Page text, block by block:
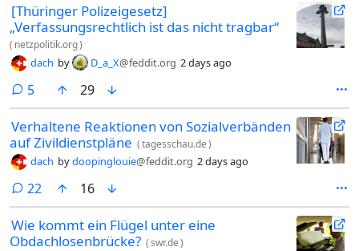
[Thüringer Polizeigesetz]
„Verfassungsrechtlich ist das nicht tragbar“
( netzpolitik.org)
dach by D_a_X@feddit.org 2 days ago
5comments
29
Verhaltene Reaktionen von Sozialverbänden
auf Zivildienstpläne (tagesschau.de)
dach bydoopinglouie@feddit.org 2 days ago
22 comments
16
Wie kommt ein Flügel unter eine
Obdachlosenbrücke? (swr.de)